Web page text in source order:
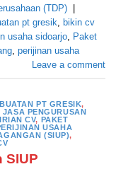
(TDP)
pt gresik
bikin cv
usaha sidoarjo
Paket
perijinan usaha
Leave a comment
PT GRESIK,
JASA PENGURUSAN
CV, PAKET
USAHA
(SIUP),
SIUP